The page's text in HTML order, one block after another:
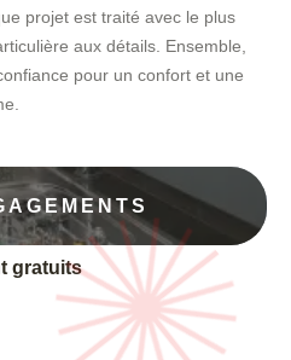
projet est traité avec le plus
aux détails. Ensemble,
pour un confort et une
gratuits